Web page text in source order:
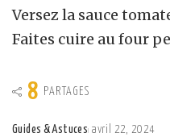
Versez la sauce
Faites cuire au four
8 PARTAGES
Guides & Astuces avril 22, 2024